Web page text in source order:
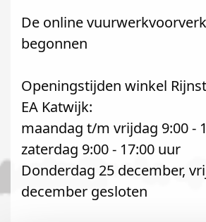
De online
begonnen
Openingstijden winkel
EA Katwijk:
maandag t/m vrijdag 9:00 -
zaterdag 9:00 - 17:00 uur
Donderdag 25 december,
december gesloten